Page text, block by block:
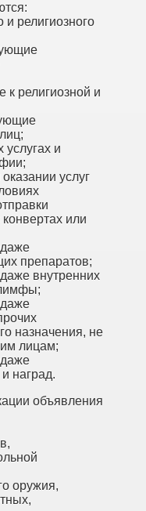
и религиозного
религиозной и
услугах и
услуг
или
препаратов;
внутренних
назначения, не
лицам;
наград.
объявления
оружия,